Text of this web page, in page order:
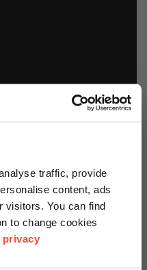
traffic, provide
content, ads
visitors. You can find
to change cookies
privacy